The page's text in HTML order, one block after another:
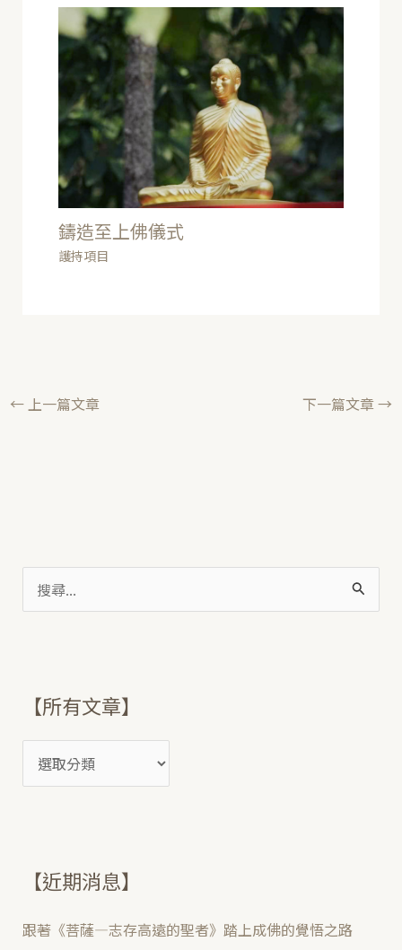
:
【所有文章】
【近期消息】
跟著《菩薩—志存高遠的聖者》踏上成佛的覺悟之路
鑄造至上佛儀式
護持項目
←上一篇文章 下一篇文章→